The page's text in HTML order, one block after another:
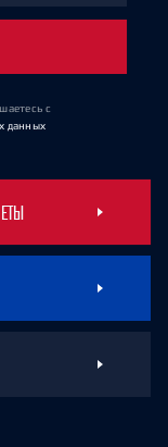
с
данных